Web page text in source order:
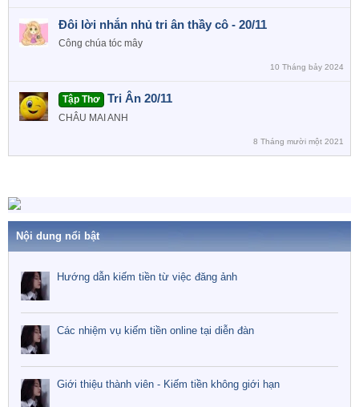
Đôi lời nhắn nhủ tri ân thầy cô - 20/11
Công chúa tóc mây
10 Tháng bảy 2024
Tập Thơ Tri Ân 20/11
CHÂU MAI ANH
8 Tháng mười một 2021
Nội dung nổi bật
Hướng dẫn kiếm tiền từ việc đăng ảnh
Các nhiệm vụ kiếm tiền online tại diễn đàn
Giới thiệu thành viên - Kiếm tiền không giới hạn